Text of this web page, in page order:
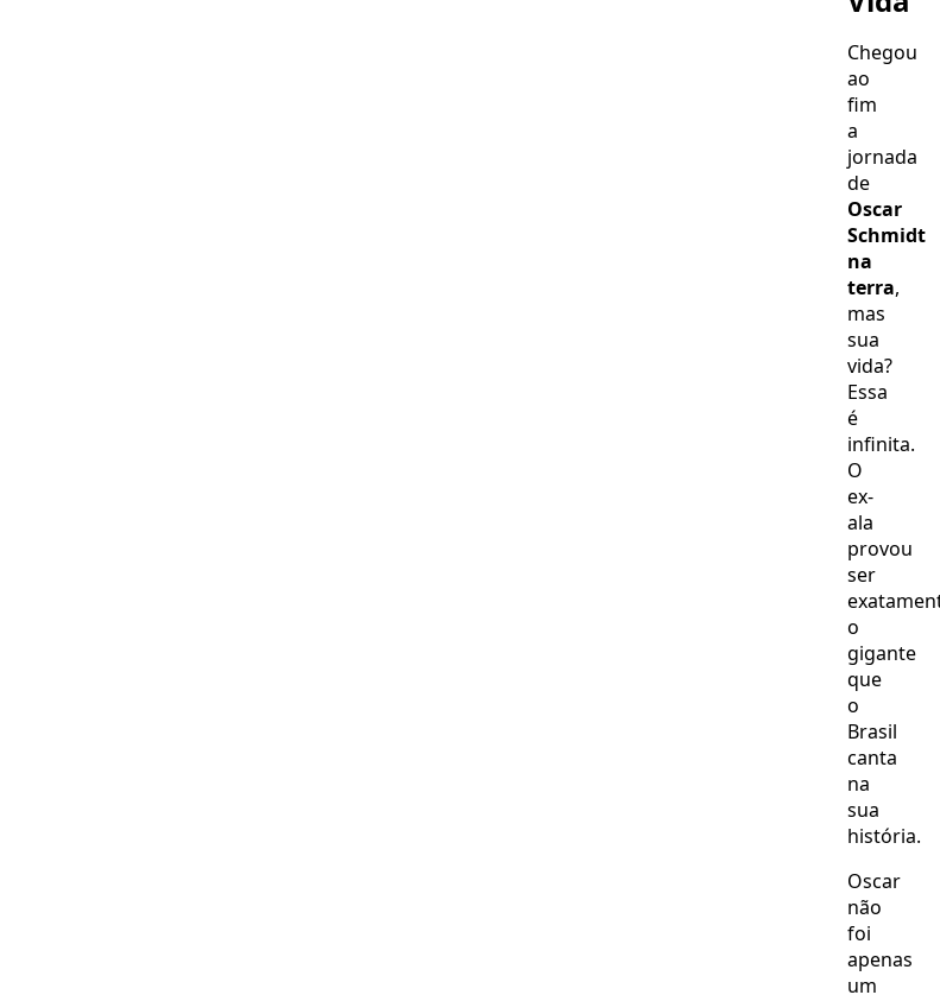
Chegou
ao
fim
a
jornada
de
Oscar
Schmidt
na
terra,
mas
sua
vida?
Essa
é
infinita.
O
ex-
ala
provou
ser
o
gigante
que
o
Brasil
canta
na
sua
história.
Oscar
não
foi
apenas
um